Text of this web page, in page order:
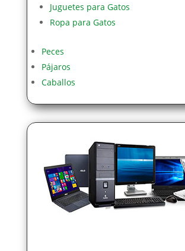
Juguetes para Gatos
Ropa para Gatos
Peces
Pájaros
Caballos